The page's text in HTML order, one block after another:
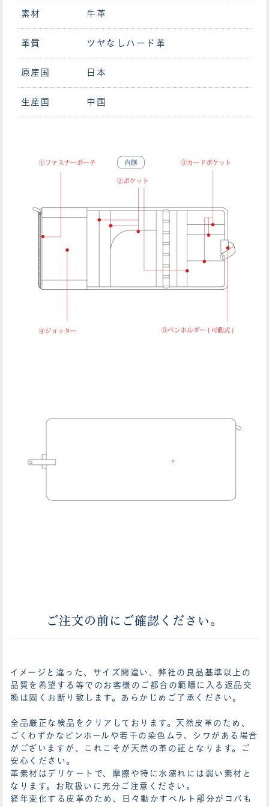
素材 牛革
革質 ツヤなしハード革
原産国 日本
生産国 中国
ご注文の前にご確認ください。
イメージと違った、サイズ間違い、弊社の良品基準以上の
品質を希望する等でのお客様のご都合の範疇に入る返品交
換は固くお断り致します。あらかじめご了承ください。
全品厳正な検品をクリアしております。天然皮革のため、
ごくわずかなピンホールや若干の染色ムラ、シワがある場合
がございますが、これこそが天然の革の証となります。ご
安心ください。
革素材はデリケートで、摩擦や特に水濡れには弱い素材と
なります。お取扱いに充分ご注意ください。
経年変化する皮革のため、日々動かすベルト部分がコバも